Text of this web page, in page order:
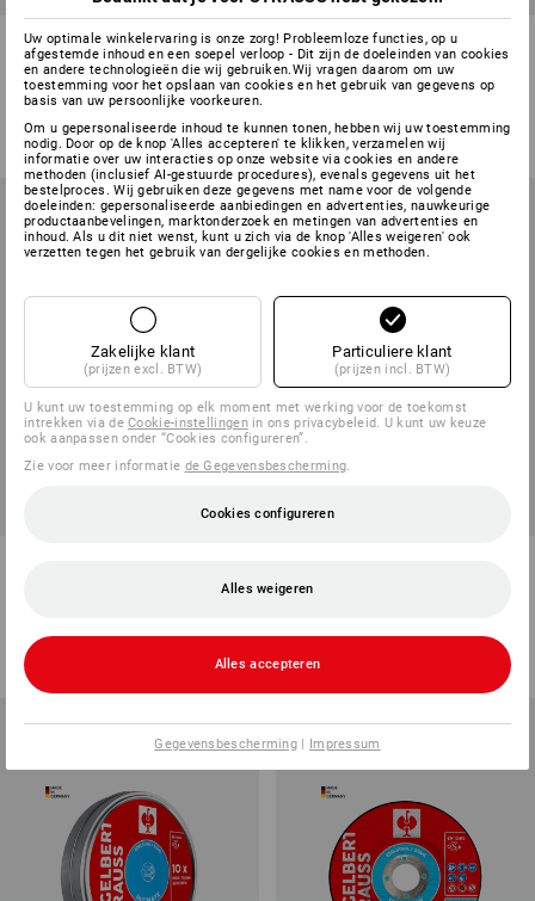
e.s. Beton-doorslijpschijf
diamant classic
uitvoeringen
(incl. BTW) v.a. 10 stuks
e.s. Universele doorslijpschijf
multi, 10 p.pack
uitvoeringen
(incl. BTW) v.a. 10 blikken
v.a. € 7,87
(incl. BTW) v.a. 10 pakken
v.a. € 24,08
(incl. BTW) v.a. 10 stuks
Uw optimale winkelervaring is onze zorg! Probleemloze functies, op u
afgestemde inhoud en een soepel verloop - Dit zijn de doeleinden van cookies
en andere technologieën die wij gebruiken.Wij vragen daarom om uw
toestemming voor het opslaan van cookies en het gebruik van gegevens op
basis van uw persoonlijke voorkeuren.
Om u gepersonaliseerde inhoud te kunnen tonen, hebben wij uw toestemming
nodig. Door op de knop 'Alles accepteren' te klikken, verzamelen wij
informatie over uw interacties op onze website via cookies en andere
methoden (inclusief AI-gestuurde procedures), evenals gegevens uit het
bestelproces. Wij gebruiken deze gegevens met name voor de volgende
doeleinden: gepersonaliseerde aanbiedingen en advertenties, nauwkeurige
productaanbevelingen, marktonderzoek en metingen van advertenties en
inhoud. Als u dit niet wenst, kunt u zich via de knop 'Alles weigeren' ook
verzetten tegen het gebruik van dergelijke cookies en methoden.
Zakelijke klant
(prijzen excl. BTW)
Particuliere klant
(prijzen incl. BTW)
U kunt uw toestemming op elk moment met werking voor de toekomst
intrekken via deCookie-instellingenin ons privacybeleid. U kunt uw keuze
ook aanpassen onder “Cookies configureren”.
Zie voor meer informatie de Gegevensbescherming
Cookies configureren
Alles weigeren
Alles accepteren
Gegevensbescherming | Impressum